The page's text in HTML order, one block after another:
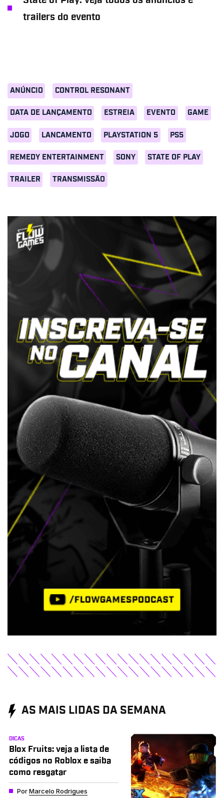
ANÚNCIO CONTROL RESONANT
DATA DE LANÇAMENTO ESTREIA EVENTO GAME
JOGO LANCAMENTO PLAYSTATION 5 PS5
REMEDY ENTERTAINMENT SONY STATE OF PLAY
TRAILER TRANSMISSÃO
trailers do evento
AS MAIS LIDAS DA SEMANA
DICAS
Blox Fruits: veja a lista de
códigos no Roblox e saiba
como resgatar
PorMarcelo Rodrigues